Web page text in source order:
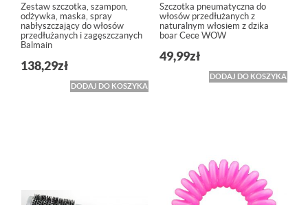
Zestaw szczotka, szampon,
odżywka, maska, spray
nabłyszczający do włosów
przedłużanych i zagęszczanych
Balmain
138,29zł
DODAJ DO KOSZYKA
Szczotka pneumatyczna do
włosów przedłużanych z
naturalnym włosiem z dzika
boar Cece WOW
49,99zł
DODAJ DO KOSZYKA